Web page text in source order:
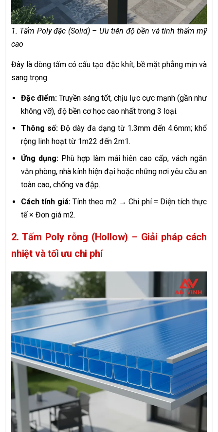
1. Tấm Poly đặc (Solid) – Ưu tiên độ bền và tính thẩm mỹ
cao
Đây là dòng tấm có cấu tạo đặc khít, bề mặt phẳng mịn và
sang trọng.
Đặc điểm: Truyền sáng tốt, chịu lực cực mạnh (gần như
không vỡ), độ bền cơ học cao nhất trong 3 loại.
Thông số: Độ dày đa dạng từ 1.3mm đến 4.6mm; khổ
rộng linh hoạt từ 1m22 đến 2m1.
Ứng dụng:Phù hợp làm mái hiên cao cấp, vách ngăn
văn phòng, nhà kính hiện đại hoặc những nơi yêu cầu an
toàn cao, chống va đập.
Cách tính giá:Tính theo m2 → Chi phí = Diện tích thực
tế × Đơn giá m2.
2. Tấm Poly rỗng (Hollow) – Giải pháp cách
nhiệt và tối ưu chi phí